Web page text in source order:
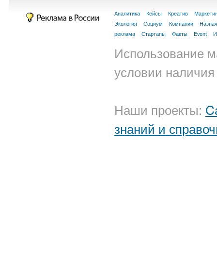
Аналитика Кейсы Креатив
Экология
Социум Компании
реклама
Стартапы Факты Event
Использование
условии
Наши проекты:
знаний и